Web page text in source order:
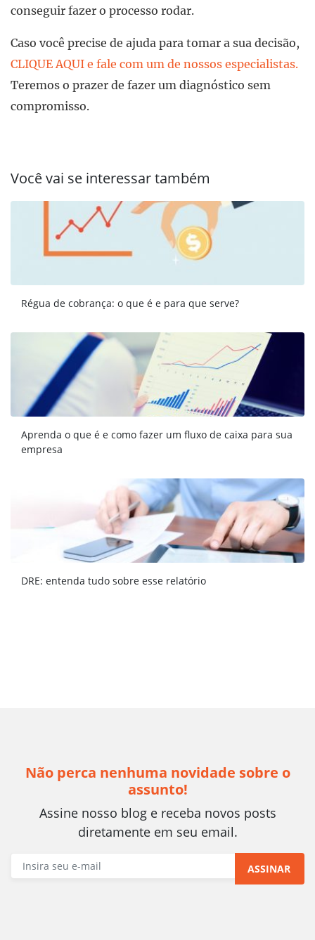
conseguir fazer o processo rodar.
Caso você precise de ajuda para tomar a sua decisão,
CLIQUE AQUI e fale com um de nossos especialistas.
Teremos o prazer de fazer um diagnóstico sem
compromisso.
Você vai se interessar também
Régua de cobrança: o que é e para que serve?
Aprenda o que é e como fazer um fluxo de caixa para sua
empresa
DRE: entenda tudo sobre esse relatório
Não perca nenhuma novidade sobre o
assunto!
Assine nosso blog e receba novos posts
diretamente em seu email.
ASSINAR